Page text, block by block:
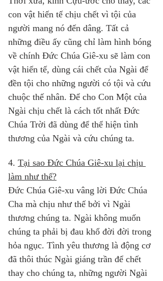
con vật hiến tế chịu chết vì tội của
người mang nó đến dâng. Tất cả
những điều ấy cũng chỉ làm hình bóng
về chính Đức Chúa Giê-xu sẽ làm con
vật hiến tế, dùng cái chết của Ngài để
đền tội cho những người có tội và cứu
chuộc thế nhân. Để cho Con Một của
Ngài chịu chết là cách tốt nhất Đức
Chúa Trời đã dùng để thể hiện tình
thương của Ngài và cứu chúng ta.
4. Tại sao Đức Chúa Giê-xu lại chịu
làm như thế?
Đức Chúa Giê-xu vâng lời Đức Chúa
Cha mà chịu như thế bởi vì Ngài
thương chúng ta. Ngài không muốn
chúng ta phải bị đau khổ đời đời trong
hỏa ngục. Tình yêu thương là động cơ
đã thôi thúc Ngài giáng trần để chết
thay cho chúng ta, những người Ngài